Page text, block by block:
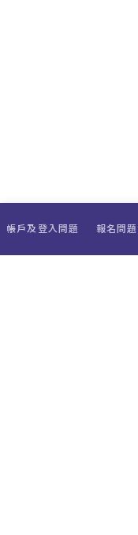
帳戶及登入問題 報名問題